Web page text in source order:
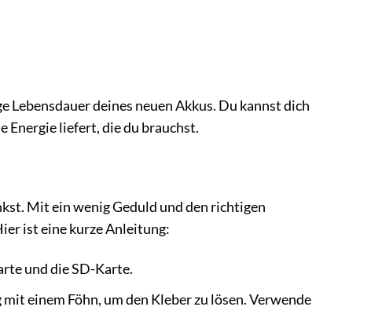
deines neuen Akkus. Du kannst dich
Energie liefert, die du brauchst.
Mit ein wenig Geduld und den richtigen
ist eine kurze Anleitung:
und die SD-Karte.
einem Föhn, um den Kleber zu lösen. Verwende